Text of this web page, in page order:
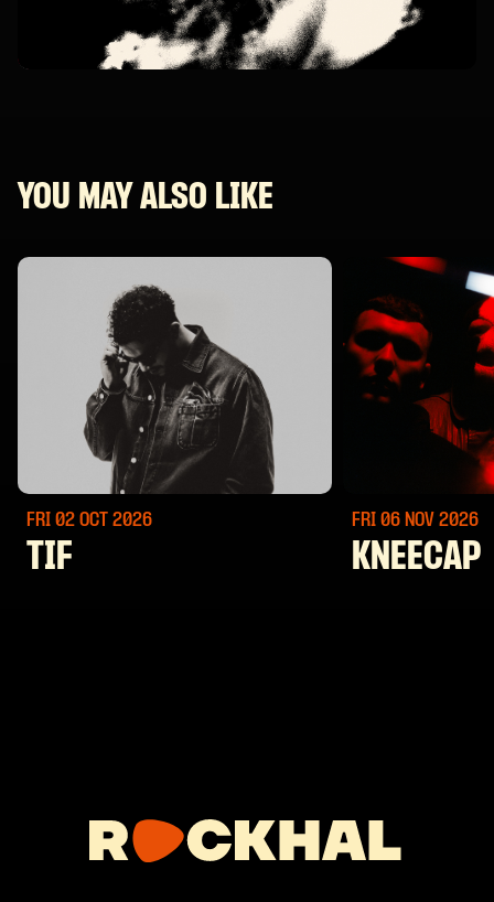
YOU MAY ALSO LIKE
FRI 02 OCT 2026
TIF
FRI 06 NOV 2026
KNEECAP